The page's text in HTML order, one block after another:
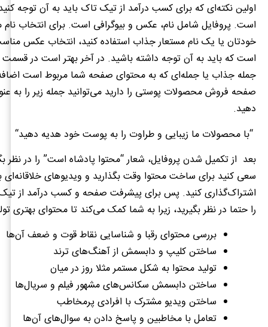
اولین نکته‌ای که برای کسب درآمد از تیک تاک باید به آن توجه
است. پروفایل شامل نام، عکس و بیوگرافی است. برای انتخاب نام
خودتان یا یک نام مستعار جذاب استفاده کنید، انتخاب عکس
است که باید به آن توجه داشته باشید. در آخر بهتر است در قسمت
جمله جذاب یا جمله‌ای که به محتوای صفحه شما مربوط است
صفحه فروش محصولات پوستی را دارید می‌توانید جمله زیر را به
دهید.
“با محصولات ما زیبایی و طراوت را به پوست خود هدیه دهید“
بعد از تکمیل شدن پروفایل، شعار“محتوا پادشاه است” را در نظر
سعی کنید برای ساخت محتوا وقت بگذارید و ویدیوهای خلاقانه‌ای
اشتراک‌گذاری کنید. پس برای پیشرفت صفحه و کسب درآمد از
را حتما در نظر بگیرید، زیرا به شما کمک می‌کند تا محتوای بهتری
بررسی محتوای رقبا و شناسایی نقاط قوت و ضعف آن‌ها
ساختن کلیپ‌ و دابسمش‌ از آهنگ‌های ترند
تولید محتوا به شکل مستمر مثلا روز در میان
ساختن دابسمش سکانس‌های مشهور فیلم و سریال‌ها
ساختن ویدیو مشترک با افرادی پرمخاطب
تعامل با مخاطبین و پاسخ دادن به سوال‌های آن‌ها